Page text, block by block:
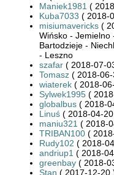
Maniek1981 (
Kuba7033 ( 2018-
misiumavericks (
Wińsko - Jemielno
Bartodzieje -
- Leszno
szafar ( 2018-07-
Tomasz ( 2018-
wiaterek ( 2018-
Sylwek1995 (
globalbus ( 2018-
Linuś ( 2018-04-
maniu321 ( 2018-
TRIBAN100 (
Rudy102 ( 2018-
andriup1 ( 2018-
greenbay ( 2018-
Stan ( 2017-12-20